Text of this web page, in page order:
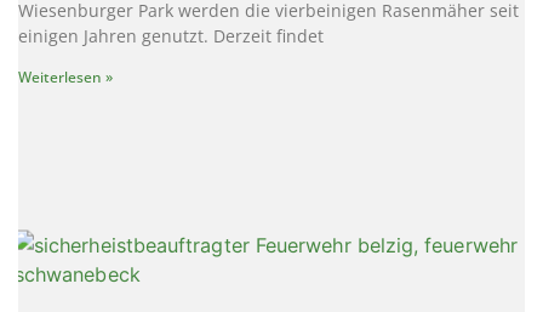
Wiesenburger Park werden die vierbeinigen Rasenmäher seit
einigen Jahren genutzt. Derzeit findet
Weiterlesen »